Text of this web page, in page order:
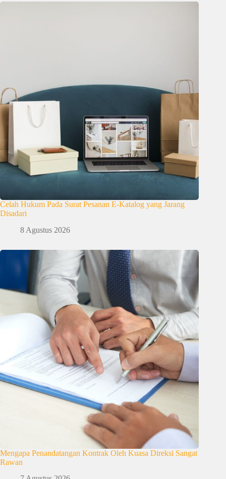
Celah Hukum Pada Surat Pesanan E-Katalog yang Jarang
Disadari
8 Agustus 2026
Mengapa Penandatangan Kontrak Oleh Kuasa Direksi Sangat
Rawan